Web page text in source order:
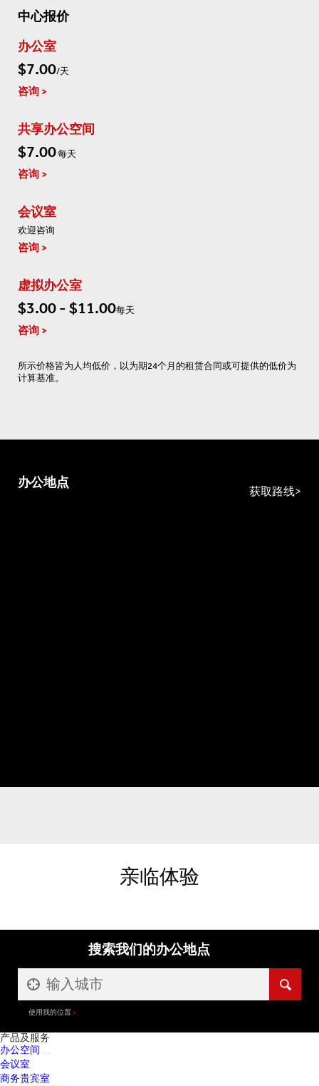
中心报价
办公室
$7.00/天
咨询
共享办公空间
$7.00每天
咨询
会议室
欢迎咨询
咨询
虚拟办公室
$3.00 - $11.00每天
咨询
所示价格皆为人均低价，以为期24个月的租赁合同或可提供的低价为
计算基准。
办公地点
获取路线
亲临体验
搜索我们的办公地点
使用我的位置
产品及服务
办公空间
会议室
商务贵宾室